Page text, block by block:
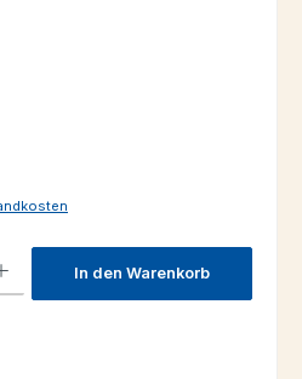
Wert ein oder benutze die
In den Warenkorb